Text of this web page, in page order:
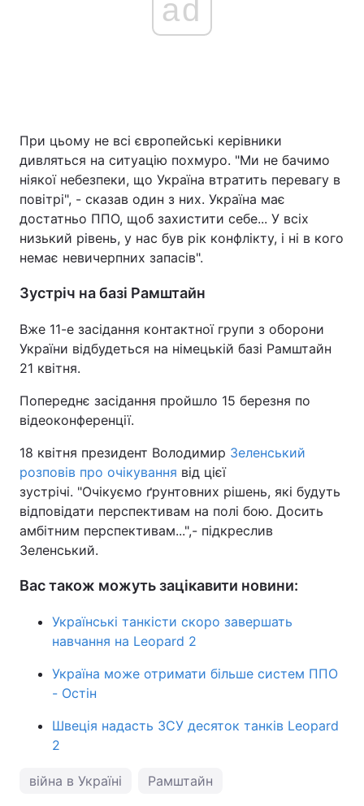
ad
При цьому не всі європейські керівники
дивляться на ситуацію похмуро. "Ми не бачимо
ніякої небезпеки, що Україна втратить перевагу в
повітрі", - сказав один з них. Україна має
достатньо ППО, щоб захистити себе... У всіх
низький рівень, у нас був рік конфлікту, і ні в кого
немає невичерпних запасів".
Зустріч на базі Рамштайн
Вже 11-е засідання контактної групи з оборони
України відбудеться на німецькій базі Рамштайн
21 квітня.
Попереднє засідання пройшло 15 березня по
відеоконференції.
18 квітня президент Володимир Зеленський
розповів про очікування від цієї
зустрічі. "Очікуємо ґрунтовних рішень, які будуть
відповідати перспективам на полі бою. Досить
амбітним перспективам...",- підкреслив
Зеленський.
Вас також можуть зацікавити новини:
Українські танкісти скоро завершать
навчання на Leopard 2
Україна може отримати більше систем ППО
- Остін
Швеція надасть ЗСУ десяток танків Leopard
2
війна в Україні Рамштайн